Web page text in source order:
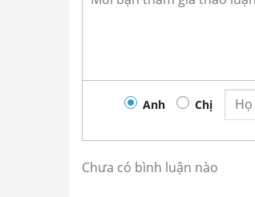
Anh Chị
Chưa có bình luận nào